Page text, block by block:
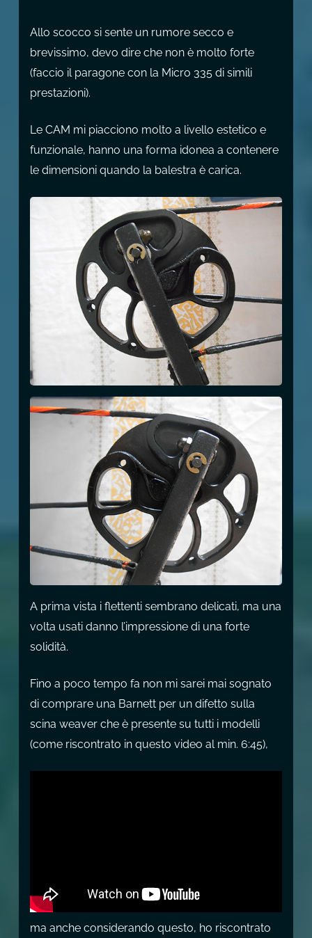
Allo scocco si sente un rumore secco e
brevissimo, devo dire che non è molto forte
(faccio il paragone con la Micro 335 di simili
prestazioni).
Le CAM mi piacciono molto a livello estetico e
funzionale, hanno una forma idonea a contenere
le dimensioni quando la balestra è carica.
A prima vista i flettenti sembrano delicati, ma una
volta usati danno l’impressione di una forte
solidità.
Fino a poco tempo fa non mi sarei mai sognato
di comprare una Barnett per un difetto sulla
scina weaver che è presente su tutti i modelli
(come riscontrato in questo video al min. 6:45),
ma anche considerando questo, ho riscontrato